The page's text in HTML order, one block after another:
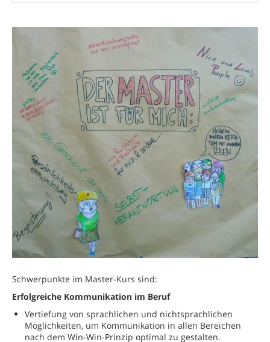
Schwerpunkte im Master-Kurs sind:
Erfolgreiche Kommunikation im Beruf
Vertiefung von sprachlichen und nichtsprachlichen
Möglichkeiten, um Kommunikation in allen Bereichen
nach dem Win-Win-Prinzip optimal zu gestalten.